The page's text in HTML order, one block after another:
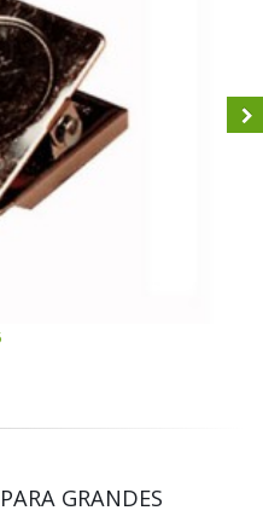
GRANDES